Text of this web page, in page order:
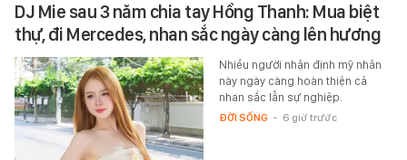
DJ Mie sau 3 năm chia tay Hồng Thanh: Mua biệt
thự, đi Mercedes, nhan sắc ngày càng lên hương
Nhiều người nhận định mỹ nhân
này ngày càng hoàn thiện cả
nhan sắc lẫn sự nghiệp.
ĐỜI SỐNG - 6 giờ trước